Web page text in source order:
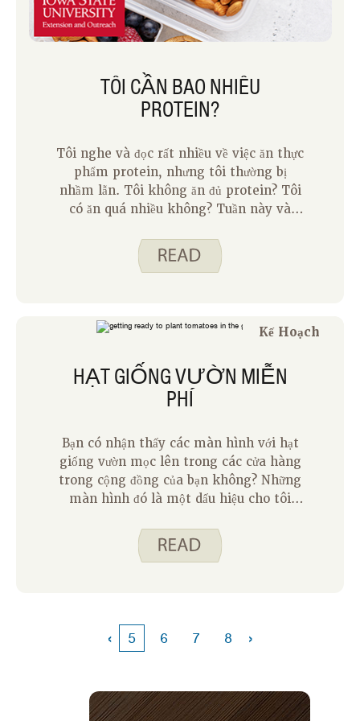
TÔI CẦN BAO NHIÊU
PROTEIN?
Tôi nghe và đọc rất nhiều về việc ăn thực
phẩm protein, nhưng tôi thường bị
nhầm lẫn. Tôi không ăn đủ protein? Tôi
có ăn quá nhiều không? Tuần này và
hiểu sâu hơn về nhu cầu protein để giúp
tất cả chúng ta hiểu rõ hơn về chủ đề
Kế Hoạch
HẠT GIỐNG VƯỜN MIỄN
PHÍ
Bạn có nhận thấy các màn hình với hạt
giống vườn mọc lên trong các cửa hàng
trong cộng đồng của bạn không? Những
màn hình đó là một dấu hiệu cho tôi
vườn của chúng tôi vào mùa hè. Chúng
tôi không trồng khu vườn của mình cho
muốn trồng. Đối với chúng tôi, khu vườn
là một dự án gia đình mang lại cho
Điều gì sẽ xảy ra nếu hạt không phát
‹ 5 6 7 8 ›